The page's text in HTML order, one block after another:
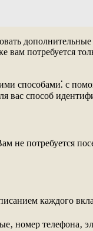
дополнительные
вам потребуется
способами⁚ с
вас способ
потребуется
каждого
номер телефона‚